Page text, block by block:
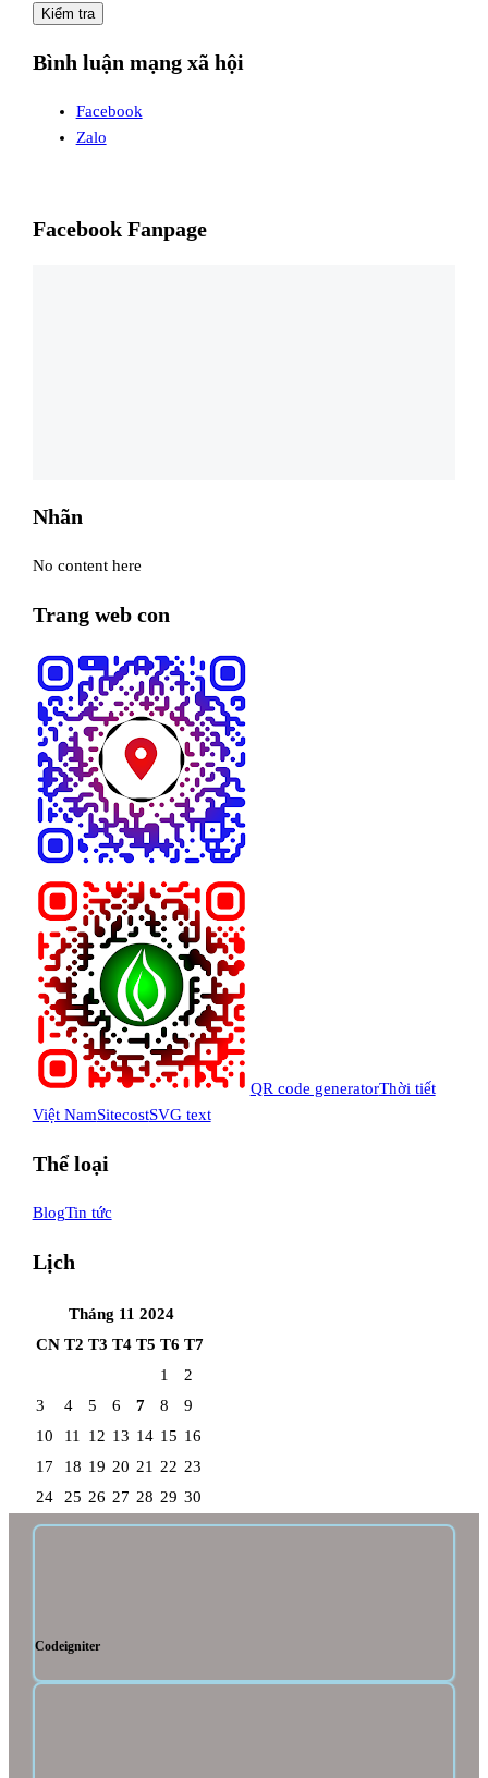
Kiểm tra
Bình luận mạng xã hội
Facebook
Zalo
Facebook Fanpage
Nhãn
No content here
Trang web con
QR code generatorThời tiết
Việt NamSitecostSVG text
Thể loại
BlogTin tức
Lịch
Tháng 11 2024
CN T2 T3 T4 T5 T6 T7
1
2
3
4 5 6 7 8
9
10
11 12 13 14 15 16
17
18 19 20 21 22 23
24
25 26 27 28 29 30
Codeigniter